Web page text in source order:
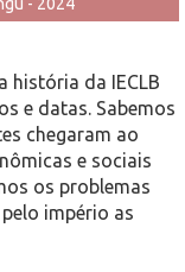
história da IECLB
e datas. Sabemos
chegaram ao
e sociais
os problemas
império as